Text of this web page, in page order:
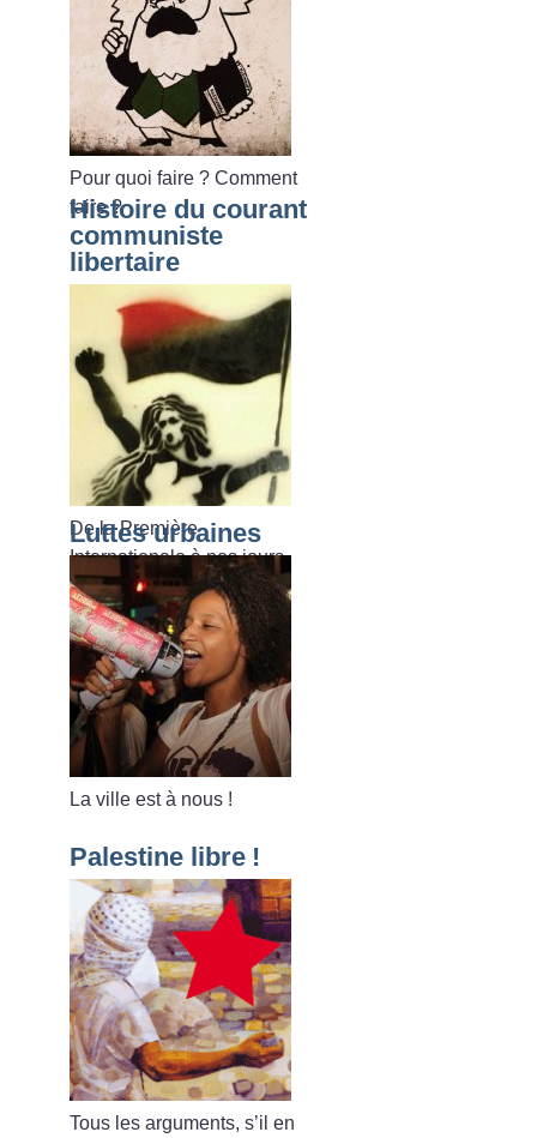
Pour quoi faire ? Comment
faire ?
Histoire du courant
communiste
libertaire
De la Première
Internationale à nos jours.
Luttes urbaines
La ville est à nous !
Palestine libre !
Tous les arguments, s’il en